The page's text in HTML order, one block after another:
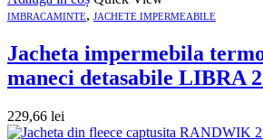
IMBRACAMINTE, JACHETE IMPERMEABILE
Jacheta impermebila
maneci detasabile LIBRA
229,66 lei